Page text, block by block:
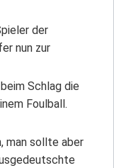
der
nun zur
Schlag die
Foulball.
man sollte aber